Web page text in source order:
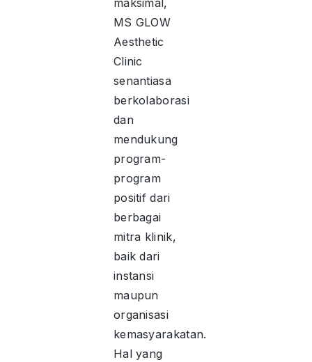
MS GLOW
Aesthetic
Clinic
senantiasa
berkolaborasi
dan
mendukung
program-
program
positif dari
berbagai
mitra klinik,
baik dari
instansi
maupun
organisasi
kemasyarakatan.
Hal yang